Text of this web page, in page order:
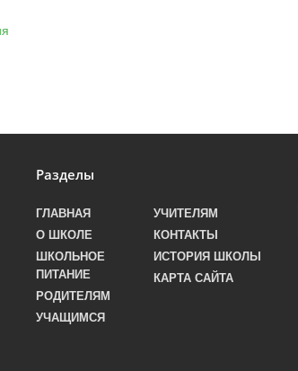
Разделы
ГЛАВНАЯ
О ШКОЛЕ
ШКОЛЬНОЕ
ПИТАНИЕ
РОДИТЕЛЯМ
УЧАЩИМСЯ
УЧИТЕЛЯМ
КОНТАКТЫ
ИСТОРИЯ ШКОЛЫ
КАРТА САЙТА